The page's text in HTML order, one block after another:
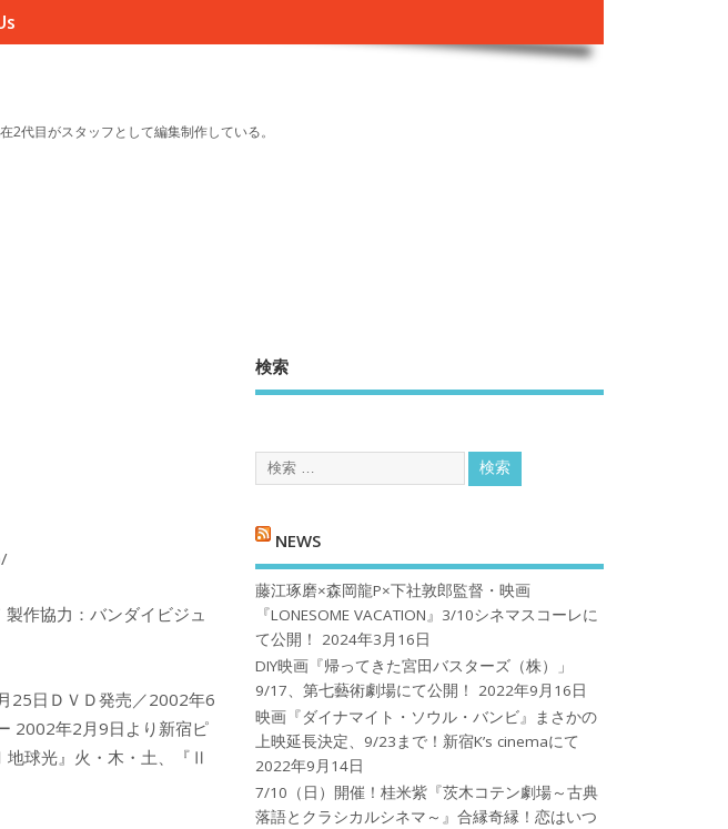
代目がスタッフとして編集制作している。
作協力：バンダイビジュ
25日ＤＶＤ発売／2002年6
2002年2月9日より新宿ピ
地球光』火・木・土、『Ⅱ
検索
NEWS
藤江琢磨×森岡龍P×下社敦郎監督・映画
『LONESOME VACATION』3/10シネマスコーレに
て公開！
2024年3月16日
DIY映画『帰ってきた宮田バスターズ（株）」
9/17、第七藝術劇場にて公開！
2022年9月16日
映画『ダイナマイト・ソウル・バンビ』まさかの
上映延長決定、9/23まで！新宿K’s cinemaにて
2022年9月14日
7/10（日）開催！桂米紫『茨木コテン劇場～古典
落語とクラシカルシネマ～』合縁奇縁！恋はいつ